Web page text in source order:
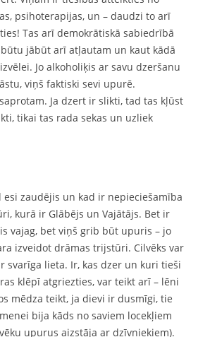
psihoterapijas, un – daudzi to arī
Tas arī demokrātiskā sabiedrībā
jābūt arī atļautam un kaut kādā
Jo alkoholiķis ar savu dzeršanu
viņš faktiski sevi upurē.
Ja dzert ir slikti, tad tas kļūst
tikai tas rada sekas un uzliek
esi zaudējis un kad ir nepieciešamība
kurā ir Glābējs un Vajātājs. Bet ir
vajag, bet viņš grib būt upuris – jo
izveidot drāmas trijstūri. Cilvēks var
svarīga lieta. Ir, kas dzer un kuri tieši
klēpī atgriezties, var teikt arī – lēni
mēdza teikt, ja dievi ir dusmīgi, tie
bija kāds no saviem locekļiem
upurus aizstāja ar dzīvniekiem).